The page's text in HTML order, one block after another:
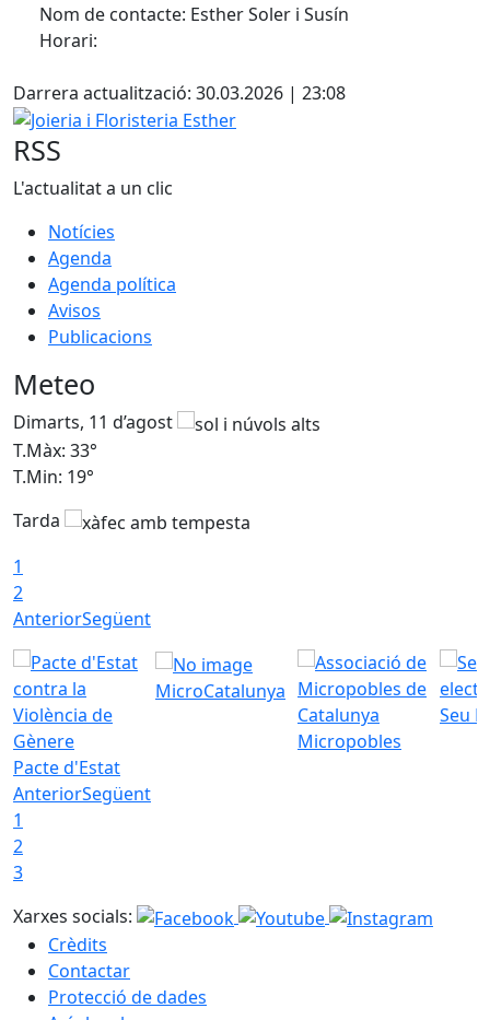
Nom de contacte: Esther Soler i Susín
Horari:
Darrera actualització: 30.03.2026 | 23:08
Joieria i Floristeria Esther
RSS
L'actualitat a un clic
Notícies
Agenda
Agenda política
Avisos
Publicacions
Meteo
Dimarts, 11 d’agost
T.Màx: 33°
T.Min: 19°
Tarda
1
2
AnteriorSegüent
Pacte d'Estat
MicroCatalunya
Micropobles
Seu
AnteriorSegüent
1
2
3
Xarxes socials:
Crèdits
Contactar
Protecció de dades